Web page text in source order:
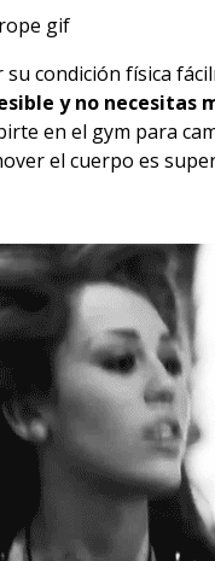
condición física
y no necesitas
en el gym para
el cuerpo es